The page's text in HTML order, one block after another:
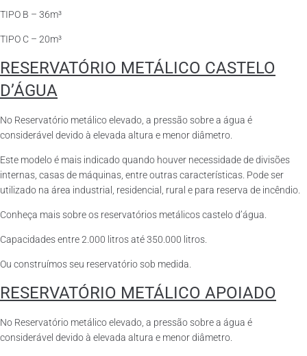
TIPO B – 36m³
TIPO C – 20m³
RESERVATÓRIO METÁLICO CASTELO
D’ÁGUA
No Reservatório metálico elevado, a pressão sobre a água é
considerável devido à elevada altura e menor diâmetro.
Este modelo é mais indicado quando houver necessidade de divisões
internas, casas de máquinas, entre outras características. Pode ser
utilizado na área industrial, residencial, rural e para reserva de incêndio.
Conheça mais sobre os reservatórios metálicos castelo d’água.
Capacidades entre 2.000 litros até 350.000 litros.
Ou construímos seu reservatório sob medida.
RESERVATÓRIO METÁLICO APOIADO
No Reservatório metálico elevado, a pressão sobre a água é
considerável devido à elevada altura e menor diâmetro.